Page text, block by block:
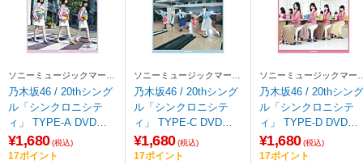
ソニーミュージックマーケ
ティング
乃木坂46 / 20thシング
ル「シンクロニシテ
ィ」 TYPE-A DVD付
CD 【852】
¥1,680 (税込)
17ポイント
ソニーミュージックマーケ
ティング
乃木坂46 / 20thシング
ル「シンクロニシテ
ィ」 TYPE-C DVD付
CD
¥1,680 (税込)
17ポイント
ソニーミュージックマー
ティング
乃木坂46 / 20thシング
ル「シンクロニシテ
ィ」 TYPE-D DVD付
CD
¥1,680 (税込)
17ポイント